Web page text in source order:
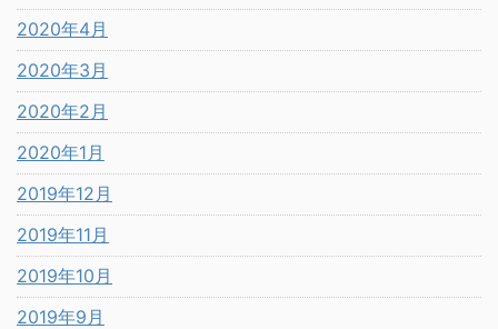
2020年4月
2020年3月
2020年2月
2020年1月
2019年12月
2019年11月
2019年10月
2019年9月